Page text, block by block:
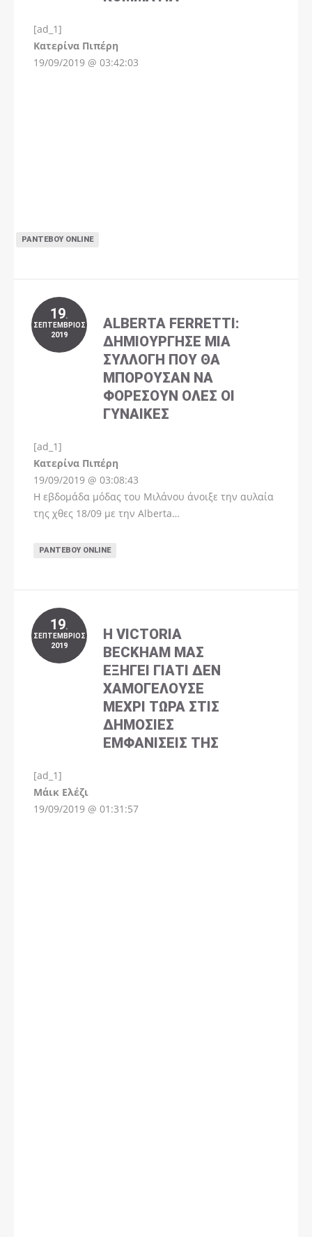
[ad_1]
Kατερίνα Πιπέρη
19/09/2019 @ 03:42:03
ΡΑΝΤΕΒΟΎ ONLINE
19.
ΣΕΠΤΈΜΒΡΙΟΣ
2019
ALBERTA FERRETTI:
ΔΗΜΙΟΎΡΓΗΣΕ ΜΊΑ
ΣΥΛΛΟΓΉ ΠΟΥ ΘΑ
ΜΠΟΡΟΎΣΑΝ ΝΑ
ΦΟΡΈΣΟΥΝ ΌΛΕΣ ΟΙ
ΓΥΝΑΊΚΕΣ
[ad_1]
Kατερίνα Πιπέρη
19/09/2019 @ 03:08:43
Η εβδομάδα μόδας του Μιλάνου άνοιξε την αυλαία
της χθες 18/09 με την Alberta…
ΡΑΝΤΕΒΟΎ ONLINE
19.
ΣΕΠΤΈΜΒΡΙΟΣ
2019
Η VICTORIA
BECKHAM ΜΑΣ
ΕΞΗΓΕΊ ΓΙΑΤΊ ΔΕΝ
ΧΑΜΟΓΕΛΟΎΣΕ
ΜΈΧΡΙ ΤΏΡΑ ΣΤΙΣ
ΔΗΜΌΣΙΕΣ
ΕΜΦΑΝΊΣΕΙΣ ΤΗΣ
[ad_1]
Μάικ ΕλέζιInstagram
19/09/2019 @ 01:31:57